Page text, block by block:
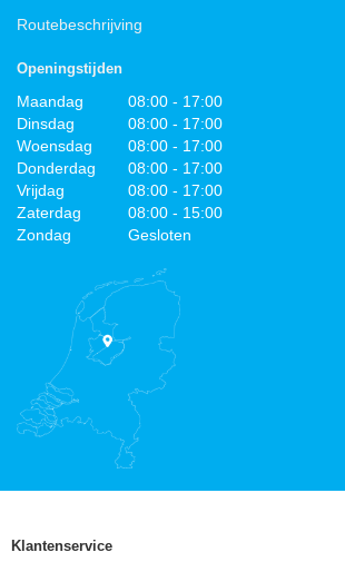
Routebeschrijving
Openingstijden
Maandag
08:00 - 17:00
Dinsdag
08:00 - 17:00
Woensdag
08:00 - 17:00
Donderdag
08:00 - 17:00
Vrijdag
08:00 - 17:00
Zaterdag
08:00 - 15:00
Zondag
Gesloten
Klantenservice